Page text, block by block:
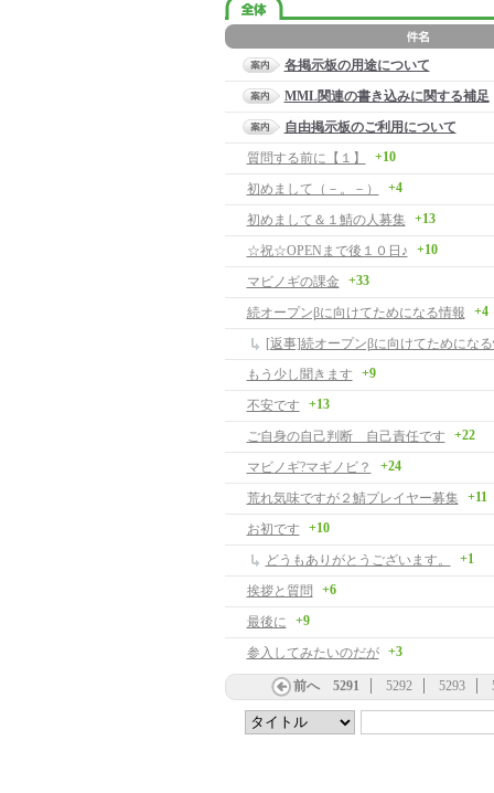
各掲示板の用途について
MML関連の書き込みに関する補足
自由掲示板のご利用について
質問する前に【１】
+10
初めまして（－。－） +4
初めまして＆１鯖の人募集 +13
☆祝☆OPENまで後１０日♪ +10
マビノギの課金 +33
続オープンβに向けてためになる情報 +4
[返事]続オープンβに向けてためにな
もう少し聞きます
+9
不安です +13
ご自身の自己判断 自己責任です +22
マビノギ?マギノビ？ +24
荒れ気味ですが２鯖プレイヤー募集 +11
お初です +10
どうもありがとうございます。 +1
挨拶と質問 +6
最後に +9
参入してみたいのだが +3
前へ 5291 5292 5293